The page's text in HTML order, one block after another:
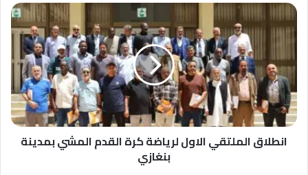
انطلاق
الملتقي
الاول
لرياضة
كرة
القدم
المشي
بمدينة
بنغازي
انطلاق الملتقي الاول لرياضة كرة القدم المشي بمدينة
بنغازي